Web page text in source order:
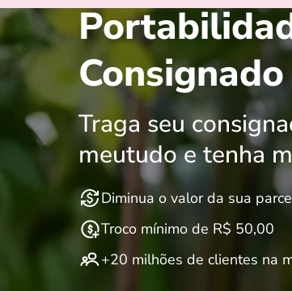
Traga seu
meutudo e tenha
Diminua o valor da sua
Troco mínimo de R$ 50,00
+20 milhões de clientes na